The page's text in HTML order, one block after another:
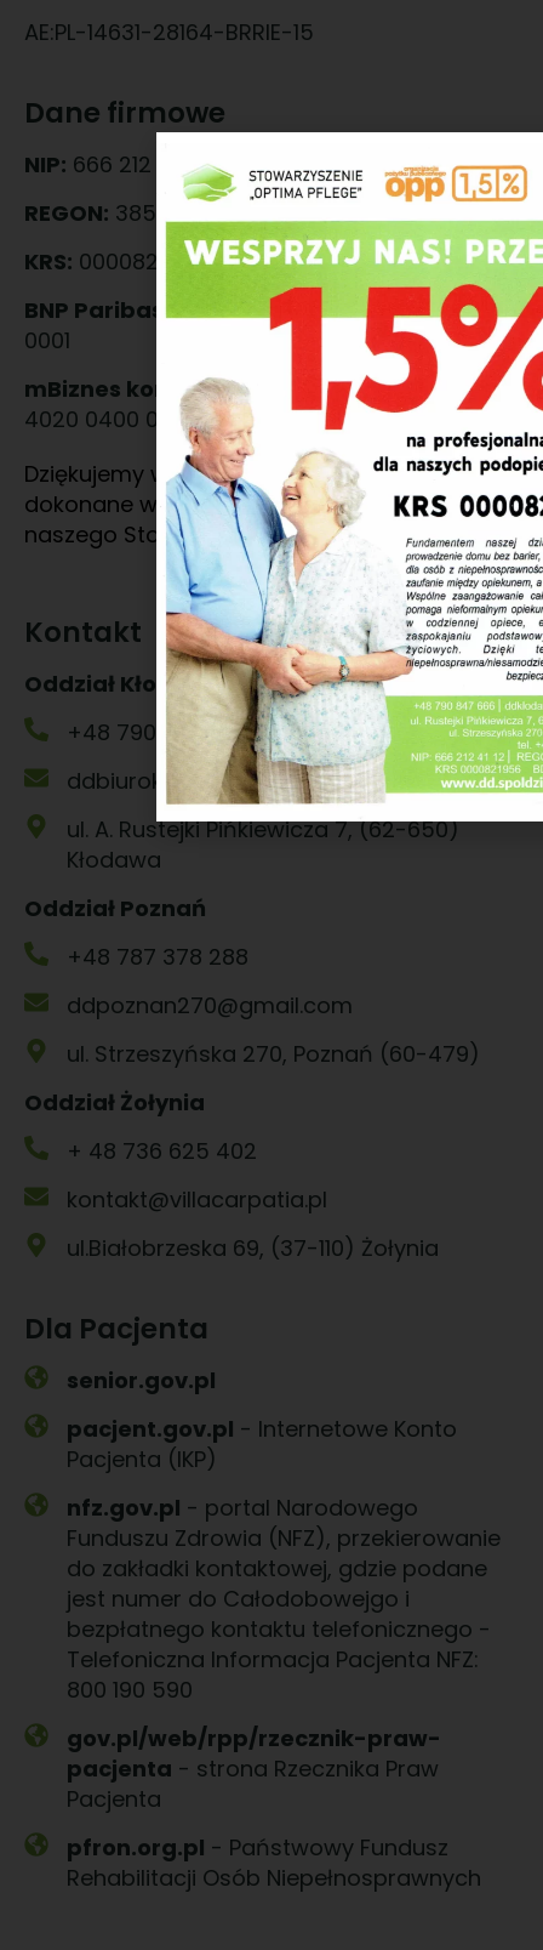
AE:PL-14631-28164-BRRIE-15
Dane firmowe
NIP: 666 212 41 12
REGON: 385289060
KRS: 0000821956
BNP Paribas:89 1600 1462 1893 7058 9000
0001
mBiznes konto walutowe EUR:IBAN PL 5411
4020 0400 0037 1222 1493 84
Dziękujemy wszystkim darczyńcom za
dokonane wpłaty oraz wsparcie działalności
naszego Stowarzyszenia.
Kontakt
Oddział Kłodawa
+48 790 847 666
ddbiuroklodawa@gmail.com
ul. A. Rustejki Pińkiewicza 7, (62-650)
Kłodawa
Oddział Poznań
+48 787 378 288
ddpoznan270@gmail.com
ul. Strzeszyńska 270, Poznań (60-479)
Oddział Żołynia
+ 48 736 625 402
kontakt@villacarpatia.pl
ul.Białobrzeska 69, (37-110) Żołynia
Dla Pacjenta
senior.gov.pl
pacjent.gov.pl - Internetowe Konto
Pacjenta (IKP)
nfz.gov.pl - portal Narodowego
Funduszu Zdrowia (NFZ), przekierowanie
do zakładki kontaktowej, gdzie podane
jest numer do Całodobowejgo i
bezpłatnego kontaktu telefonicznego -
Telefoniczna Informacja Pacjenta NFZ:
800 190 590
gov.pl/web/rpp/rzecznik-praw-
pacjenta - strona Rzecznika Praw
Pacjenta
pfron.org.pl - Państwowy Fundusz
Rehabilitacji Osób Niepełnosprawnych